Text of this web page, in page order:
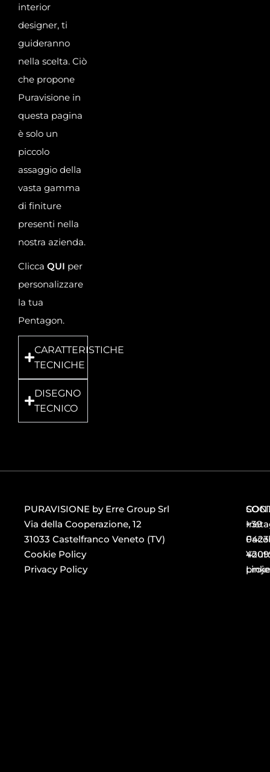
interior
designer, ti
guideranno
nella scelta. Ciò
che propone
Puravisione in
questa pagina
è solo un
piccolo
assaggio della
vasta gamma
di finiture
presenti nella
nostra azienda.
Clicca QUI per
personalizzare
la tua
Pentagon.
CARATTERISTICHE
TECNICHE
DISEGNO
TECNICO
PURAVISIONE by Erre Group Srl
Via della Cooperazione, 12
31033 Castelfranco Veneto (TV)
Cookie Policy
Privacy Policy
+39
0423